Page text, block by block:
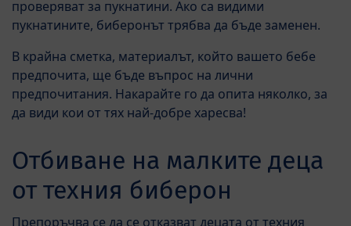
проверяват за пукнатини. Ако са видими
пукнатините, биберонът трябва да бъде заменен.
В крайна сметка, материалът, който вашето бебе
предпочита, ще бъде въпрос на лични
предпочитания. Накарайте го да опита няколко, за
да види кои от тях най-добре харесва!
Отбиване на малките деца
от техния биберон
Препоръчва се да се отказват децата от техния